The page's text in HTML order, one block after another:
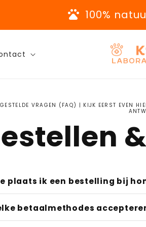
Zonder vulstoffen of
GESTELDE VRAGEN (FAQ) | KIJK EERST EVEN
plaats ik een bestelling bij
Selecteer het gewenste
betaalmethodes